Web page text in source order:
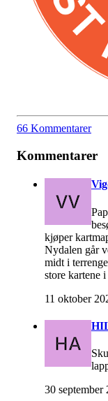
66 Kommentarer
Kommentarer
kjøper
Nydalen går
midt i
store kartene
11 oktober
30 september